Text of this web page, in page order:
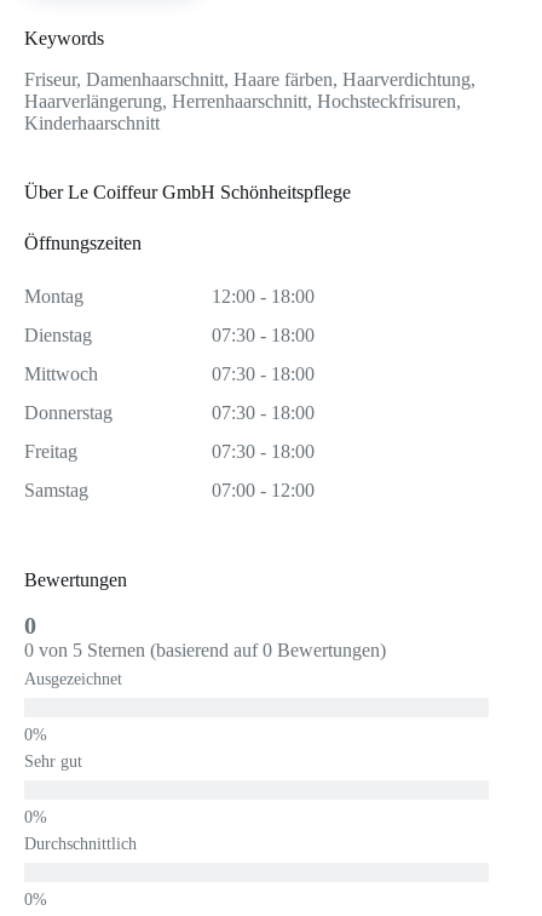
Keywords
Friseur, Damenhaarschnitt, Haare färben, Haarverdichtung,
Haarverlängerung, Herrenhaarschnitt, Hochsteckfrisuren,
Kinderhaarschnitt
Über Le Coiffeur GmbH Schönheitspflege
Öffnungszeiten
Montag
12:00 - 18:00
Dienstag
07:30 - 18:00
Mittwoch
07:30 - 18:00
Donnerstag
07:30 - 18:00
Freitag
07:30 - 18:00
Samstag
07:00 - 12:00
Bewertungen
0
0 von 5 Sternen (basierend auf 0 Bewertungen)
Ausgezeichnet
Sehr gut
Durchschnittlich